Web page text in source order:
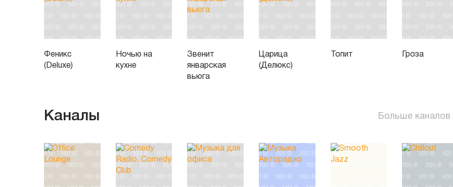
Феникс
(Deluxe)
Ночью на
кухне
Звенит
январская
вьюга
Царица
(Делюкс)
Топит Гроза
Каналы Больше каналов